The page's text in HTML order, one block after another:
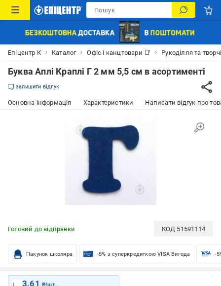
Епіцентр К Каталог Офіс і канцтовари 📑 Рукоділля та
Буква Аплі Краплі Г 2 мм 5,5 см в асортименті
залишити відгук
Основна інформація Характеристики Написати відгук про
Готовий до відправки КОД 51591114
Пакунок школяра -5% з суперкредиткою VISA Вигода -
3.61